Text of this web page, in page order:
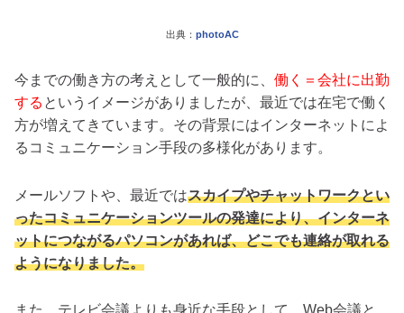
出典： photoAC
今までの働き方の考えとして一般的に、 働く＝会社に出勤
する というイメージがありましたが、最近では在宅で働く
方が増えてきています。その背景にはインターネットによ
るコミュニケーション手段の多様化があります。
メールソフトや、最近ではスカイプやチャットワークとい
ったコミュニケーションツールの発達により、インターネ
ットにつながるパソコンがあれば、どこでも連絡が取れる
ようになりました。
また、テレビ会議よりも身近な手段として、Web会議と